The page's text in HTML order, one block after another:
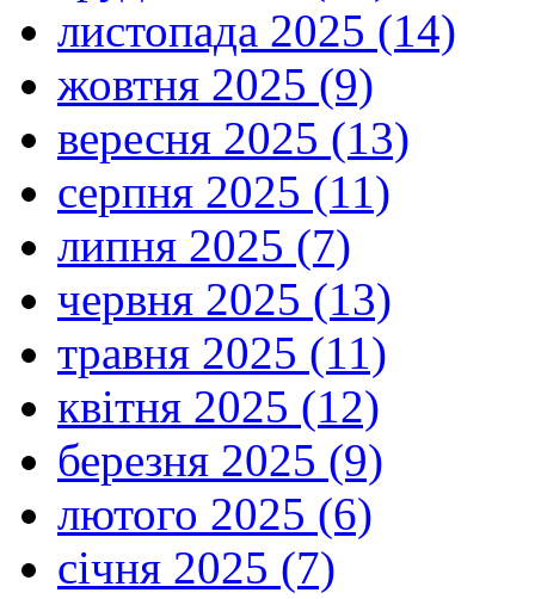
листопада 2025 (14)
жовтня 2025 (9)
вересня 2025 (13)
серпня 2025 (11)
липня 2025 (7)
червня 2025 (13)
травня 2025 (11)
квітня 2025 (12)
березня 2025 (9)
лютого 2025 (6)
січня 2025 (7)